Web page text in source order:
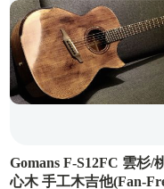
Gomans F-S12FC 雲杉/
心木 手工木吉他(Fan-